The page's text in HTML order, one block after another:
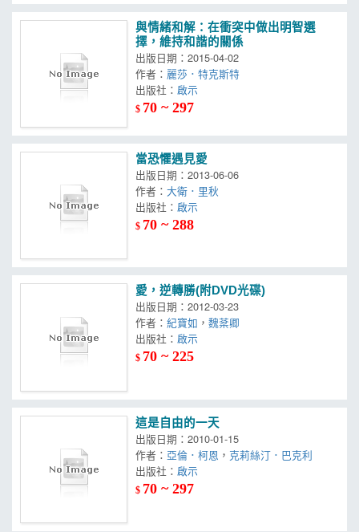
與情緒和解：在衝突中做出明智選
擇，維持和諧的關係
出版日期：2015-04-02
作者： 麗莎．特克斯特
出版社： 啟示
$ 70 ~ 297
當恐懼遇見愛
出版日期：2013-06-06
作者：大衛．里秋
出版社：啟示
$ 70 ~ 288
愛，逆轉勝(附DVD光碟)
出版日期：2012-03-23
作者：紀寶如 ，魏棻卿
出版社：
$ 70 ~ 225
這是自由的一天
出版日期：2010-01-15
作者： 亞倫．柯恩 ， 克莉絲汀．巴克利
出版社：啟示
$ 70 ~ 297